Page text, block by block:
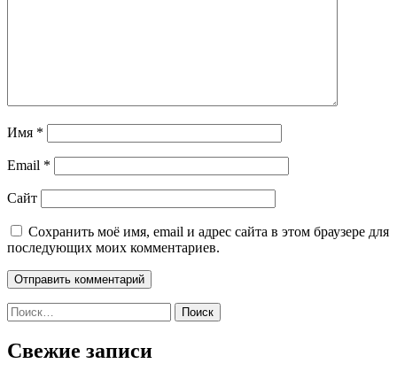
Имя *
Email *
Сайт
Сохранить моё имя, email и адрес сайта в этом браузере для
последующих моих комментариев.
Найти:
Свежие записи